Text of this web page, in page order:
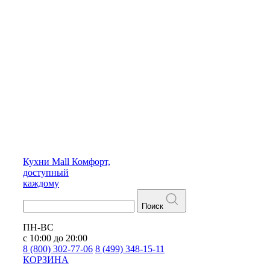
Кухни Mall Комфорт,
доступный
каждому
Поиск
ПН-ВС
с 10:00 до 20:00
8 (800) 302-77-06 8 (499) 348-15-11
КОРЗИНА